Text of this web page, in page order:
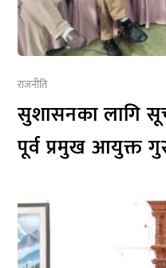
राजनीति
सुशासनका लागि
पूर्व प्रमुख आयुक्त